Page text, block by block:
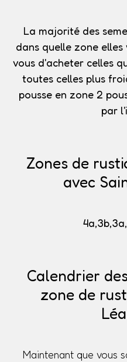
La majorité des
dans quelle zone elles
vous d'acheter celles
toutes celles plus
pousse en zone 2
par
Zones de
avec
Calendrier
zone de
Maintenant que vous